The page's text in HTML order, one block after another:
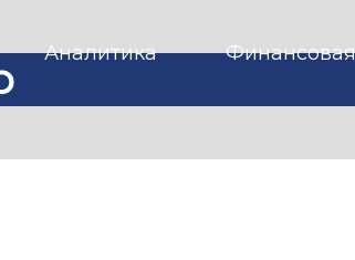
Аналитика